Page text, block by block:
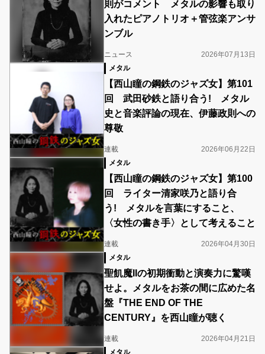
則がコメント メタルの影響も取り
入れたピアノトリオ＋管弦楽アンサ
ンブル
ニュース
2026年07月13日
メタル
【西山瞳の鋼鉄のジャズ女】第101
回 武田砂鉄と語り合う! メタル
史と音楽評論の現在、伊藤政則への
尊敬
連載
2026年06月22日
メタル
【西山瞳の鋼鉄のジャズ女】第100
回 ライター清家咲乃と語り合
う! メタルを言葉にすること、
〈女性の書き手〉として考えること
連載
2026年04月30日
メタル
聖飢魔IIの初期衝動と演奏力に驚嘆
せよ。メタルをお茶の間に広めた名
盤『THE END OF THE
CENTURY』を西山瞳が聴く
連載
2026年04月21日
メタル